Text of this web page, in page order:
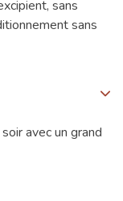
sans
sans
avec un grand